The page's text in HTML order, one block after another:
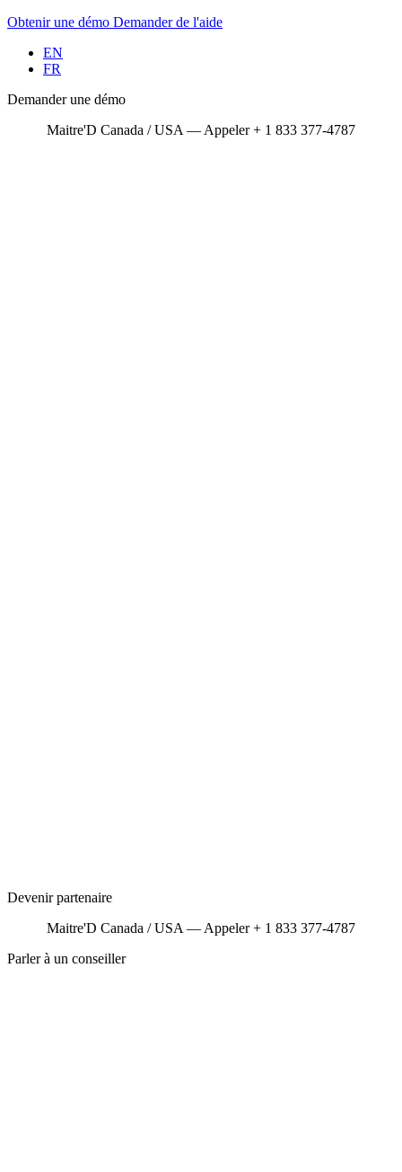
Obtenir une démo Demander de l'aide
EN
FR
Demander une démo
Maitre'D Canada / USA — Appeler + 1 833 377-4787
Devenir partenaire
Maitre'D Canada / USA — Appeler + 1 833 377-4787
Parler à un conseiller